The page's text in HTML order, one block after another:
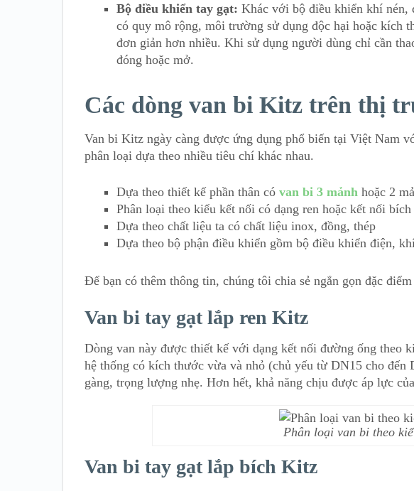
Bộ điều khiển tay gạt: Khác với bộ điều khiển khí nén,
có quy mô rộng, môi trường sử dụng độc hại hoặc
đơn giản hơn nhiều. Khi sử dụng người dùng chỉ cần
đóng hoặc mở.
Các dòng van bi Kitz trên thị
Van bi Kitz ngày càng được ứng dụng phổ biến tại Việt Nam
phân loại dựa theo nhiều tiêu chí khác nhau.
Dựa theo thiết kế phần thân cóvan bi 3 mảnh hoặc 2
Phân loại theo kiểu kết nối có dạng ren hoặc kết nối bích
Dựa theo chất liệu ta có chất liệu inox, đồng, thép
Dựa theo bộ phận điều khiển gồm bộ điều khiển điện,
Để bạn có thêm thông tin, chúng tôi chia sẻ ngắn gọn đặc
Van bi tay gạt lắp ren Kitz
Dòng van này được thiết kế với dạng kết nối đường ống theo
hệ thống có kích thước vừa và nhỏ (chủ yếu từ DN15 cho
gàng, trọng lượng nhẹ. Hơn hết, khả năng chịu được áp lực
Phân loại van bi theo
Van bi tay gạt lắp bích Kitz